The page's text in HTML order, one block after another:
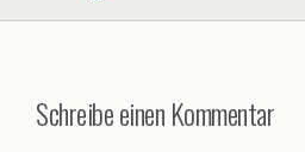
Schreibe einen Kommentar